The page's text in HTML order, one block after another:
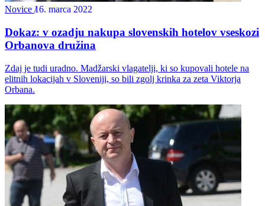
Novice 16. marca 2022
Dokaz: v ozadju nakupa slovenskih hotelov vseskozi
Orbanova družina
Zdaj je tudi uradno. Madžarski vlagatelji, ki so kupovali hotele na
elitnih lokacijah v Sloveniji, so bili zgolj krinka za zeta Viktorja
Orbana.